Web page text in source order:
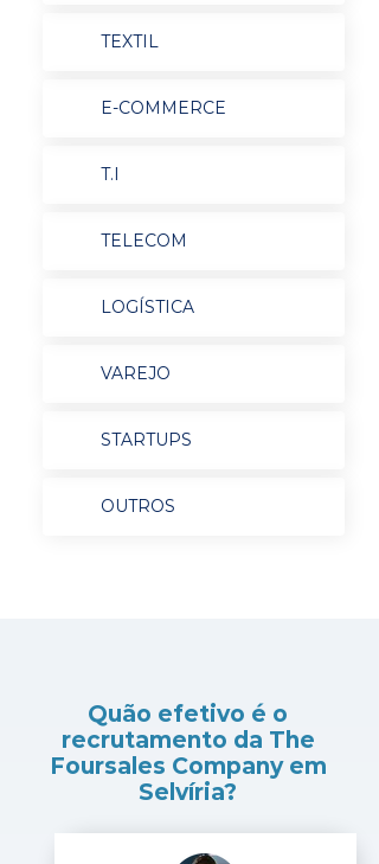
TEXTIL
E-COMMERCE
T.I
TELECOM
LOGÍSTICA
VAREJO
STARTUPS
OUTROS
Quão efetivo é o
recrutamento da The
Foursales Company em
Selvíria?